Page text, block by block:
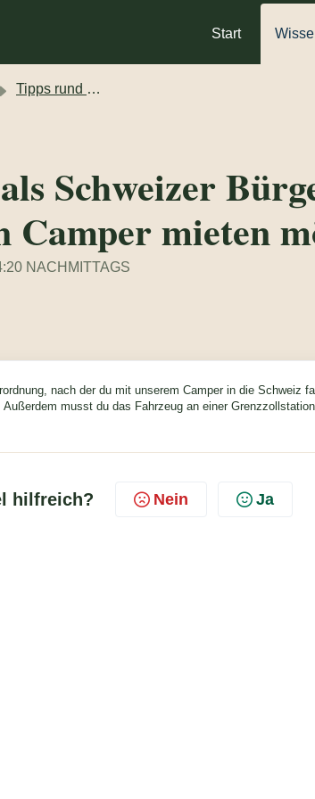
Start
Tipps rund ums Reisen
Schweizer
Camper mieten
NACHMITTAGS
nach der du mit unserem Camper in die Schweiz
musst du das Fahrzeug an einer
hilfreich? Nein Ja